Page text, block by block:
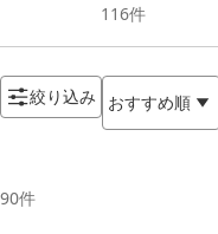
116件
絞り込み おすすめ順
90件